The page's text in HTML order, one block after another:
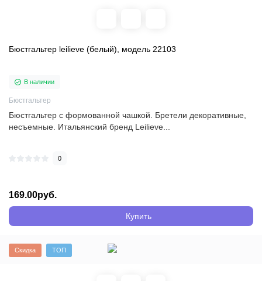
Бюстгальтер leilieve (белый), модель 22103
В наличии
Бюстгальтер
Бюстгальтер с формованной чашкой. Бретели декоративные,
несъемные. Итальянский бренд Leilieve...
0
169.00руб.
Купить
Скидка ТОП